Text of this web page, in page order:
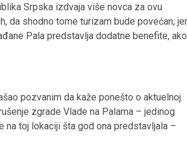
Srpska izdvaja više novca za ovu
da shodno tome turizam bude povećan, jer
Pala predstavlja dodatne benefite, ako
pozvanim da kaže ponešto o aktuelnoj
zgrade Vlade na Palama – jedinog
na toj lokaciji šta god ona predstavljala –